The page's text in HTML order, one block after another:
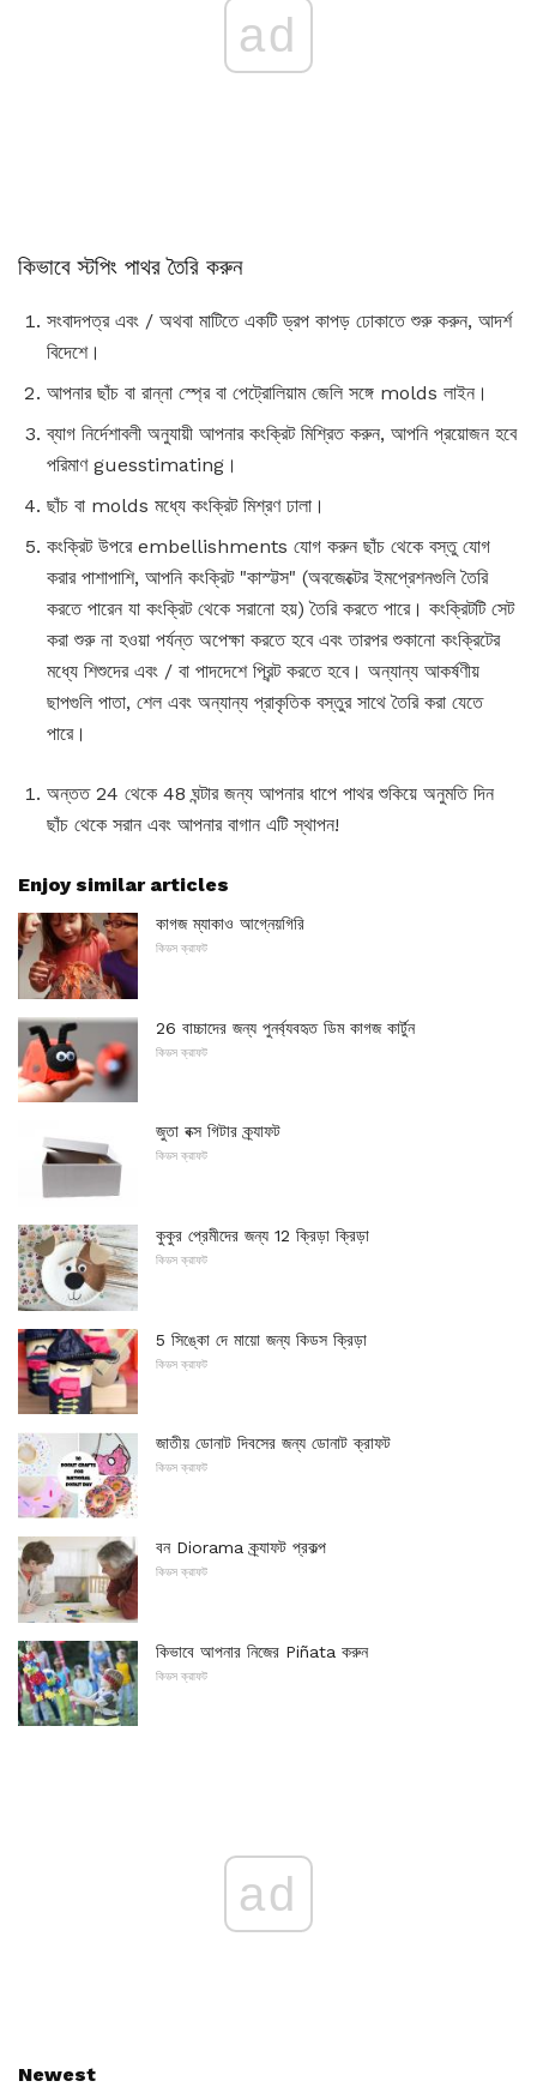
ad
কিভাবে স্টপিং পাথর তৈরি করুন
সংবাদপত্র এবং / অথবা মাটিতে একটি ড্রপ কাপড় ঢোকাতে শুরু করুন, আদর্শ
বিদেশে।
আপনার ছাঁচ বা রান্না স্প্রে বা পেট্রোলিয়াম জেলি সঙ্গে molds লাইন।
ব্যাগ নির্দেশাবলী অনুযায়ী আপনার কংক্রিট মিশ্রিত করুন, আপনি প্রয়োজন হবে
পরিমাণ guesstimating।
ছাঁচ বা molds মধ্যে কংক্রিট মিশ্রণ ঢালা।
কংক্রিট উপরে embellishments যোগ করুন ছাঁচ থেকে বস্তু যোগ
করার পাশাপাশি, আপনি কংক্রিট "কাস্ট্টস" (অবজেক্টের ইমপ্রেশনগুলি তৈরি
করতে পারেন যা কংক্রিট থেকে সরানো হয়) তৈরি করতে পারে। কংক্রিটটি সেট
করা শুরু না হওয়া পর্যন্ত অপেক্ষা করতে হবে এবং তারপর শুকানো কংক্রিটের
মধ্যে শিশুদের এবং / বা পাদদেশে প্রিন্ট করতে হবে। অন্যান্য আকর্ষণীয়
ছাপগুলি পাতা, শেল এবং অন্যান্য প্রাকৃতিক বস্তুর সাথে তৈরি করা যেতে
পারে।
অন্তত 24 থেকে 48 ঘন্টার জন্য আপনার ধাপে পাথর শুকিয়ে অনুমতি দিন
ছাঁচ থেকে সরান এবং আপনার বাগান এটি স্থাপন!
Enjoy similar articles
কাগজ ম্যাকাও আগ্নেয়গিরি
কিডস ক্রাফট
26 বাচ্চাদের জন্য পুনর্ব্যবহৃত ডিম কাগজ কার্টুন
কিডস ক্রাফট
জুতা বক্স গিটার ক্র্যাফট
কিডস ক্রাফট
কুকুর প্রেমীদের জন্য 12 ক্রিড়া ক্রিড়া
কিডস ক্রাফট
5 সিঙ্কো দে মায়ো জন্য কিডস ক্রিড়া
কিডস ক্রাফট
জাতীয় ডোনাট দিবসের জন্য ডোনাট ক্রাফট
কিডস ক্রাফট
বন Diorama ক্র্যাফট প্রকল্প
কিডস ক্রাফট
কিভাবে আপনার নিজের Piñata করুন
কিডস ক্রাফট
ad
Newest